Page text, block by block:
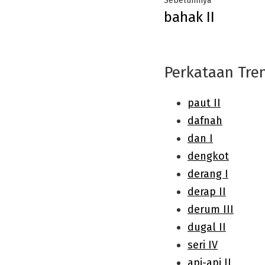
navigation
bahak II
Perkataan